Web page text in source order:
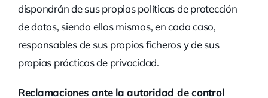
dispondrán de sus propias políticas de protección
de datos, siendo ellos mismos, en cada caso,
responsables de sus propios ficheros y de sus
propias prácticas de privacidad.
Reclamaciones ante la autoridad de control